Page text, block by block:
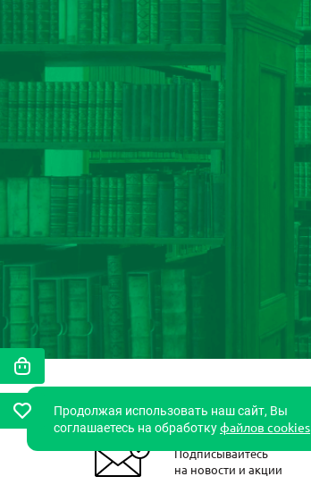
Подписывайтесь
на новости и акции
Продолжая использовать наш сайт, Вы
соглашаетесь на обработкуфайлов cookies